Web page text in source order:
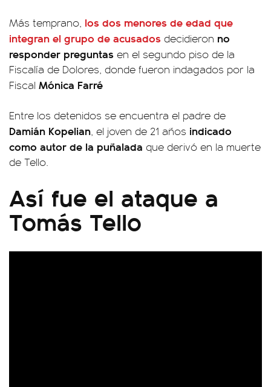
Más temprano, los dos menores de edad que
integran el grupo de acusados decidieron no
responder preguntas en el segundo piso de la
Fiscalía de Dolores, donde fueron indagados por la
Fiscal Mónica Farré
Entre los detenidos se encuentra el padre de
Damián Kopelian, el joven de 21 años indicado
como autor de la puñalada que derivó en la muerte
de Tello.
Así fue el ataque a
Tomás Tello